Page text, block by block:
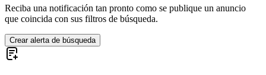
Reciba una notificación tan pronto como se publique un anuncio
que coincida con sus filtros de búsqueda.
Crear alerta de búsqueda